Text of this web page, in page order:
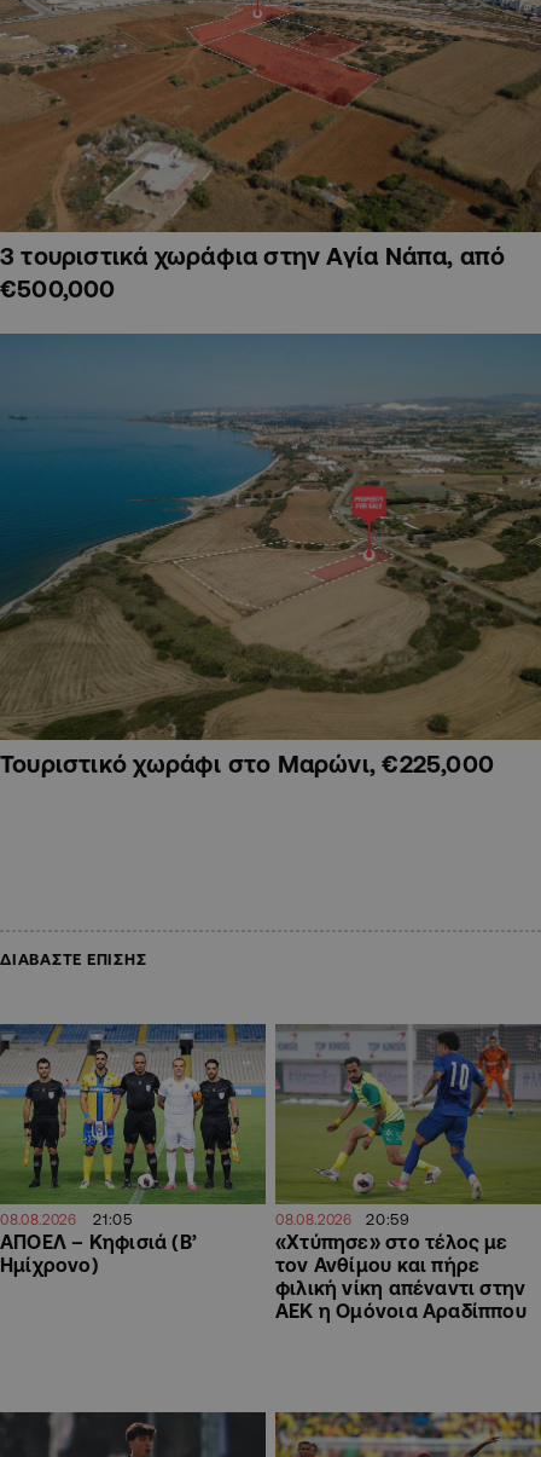
3 τουριστικά χωράφια στην Αγία Νάπα, από
€500,000
Τουριστικό χωράφι στο Μαρώνι, €225,000
ΔΙΑΒΑΣΤΕ ΕΠΙΣΗΣ
08.08.2026 21:05
ΑΠΟΕΛ – Κηφισιά (Β’
Ημίχρονο)
08.08.2026 20:59
«Χτύπησε» στο τέλος με
τον Ανθίμου και πήρε
φιλική νίκη απέναντι στην
ΑΕΚ η Ομόνοια Αραδίππου